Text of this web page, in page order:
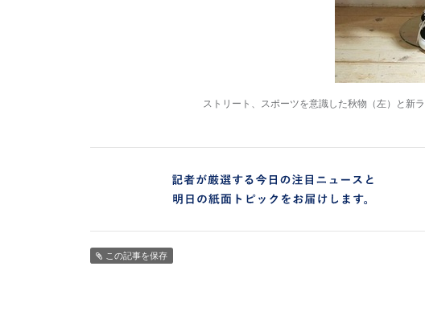
ストリート、スポーツを意識した秋物（左）と新
この記事を保存